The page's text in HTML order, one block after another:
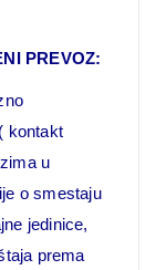
PREVOZ:
kontakt
u
o smestaju
jedinice,
prema